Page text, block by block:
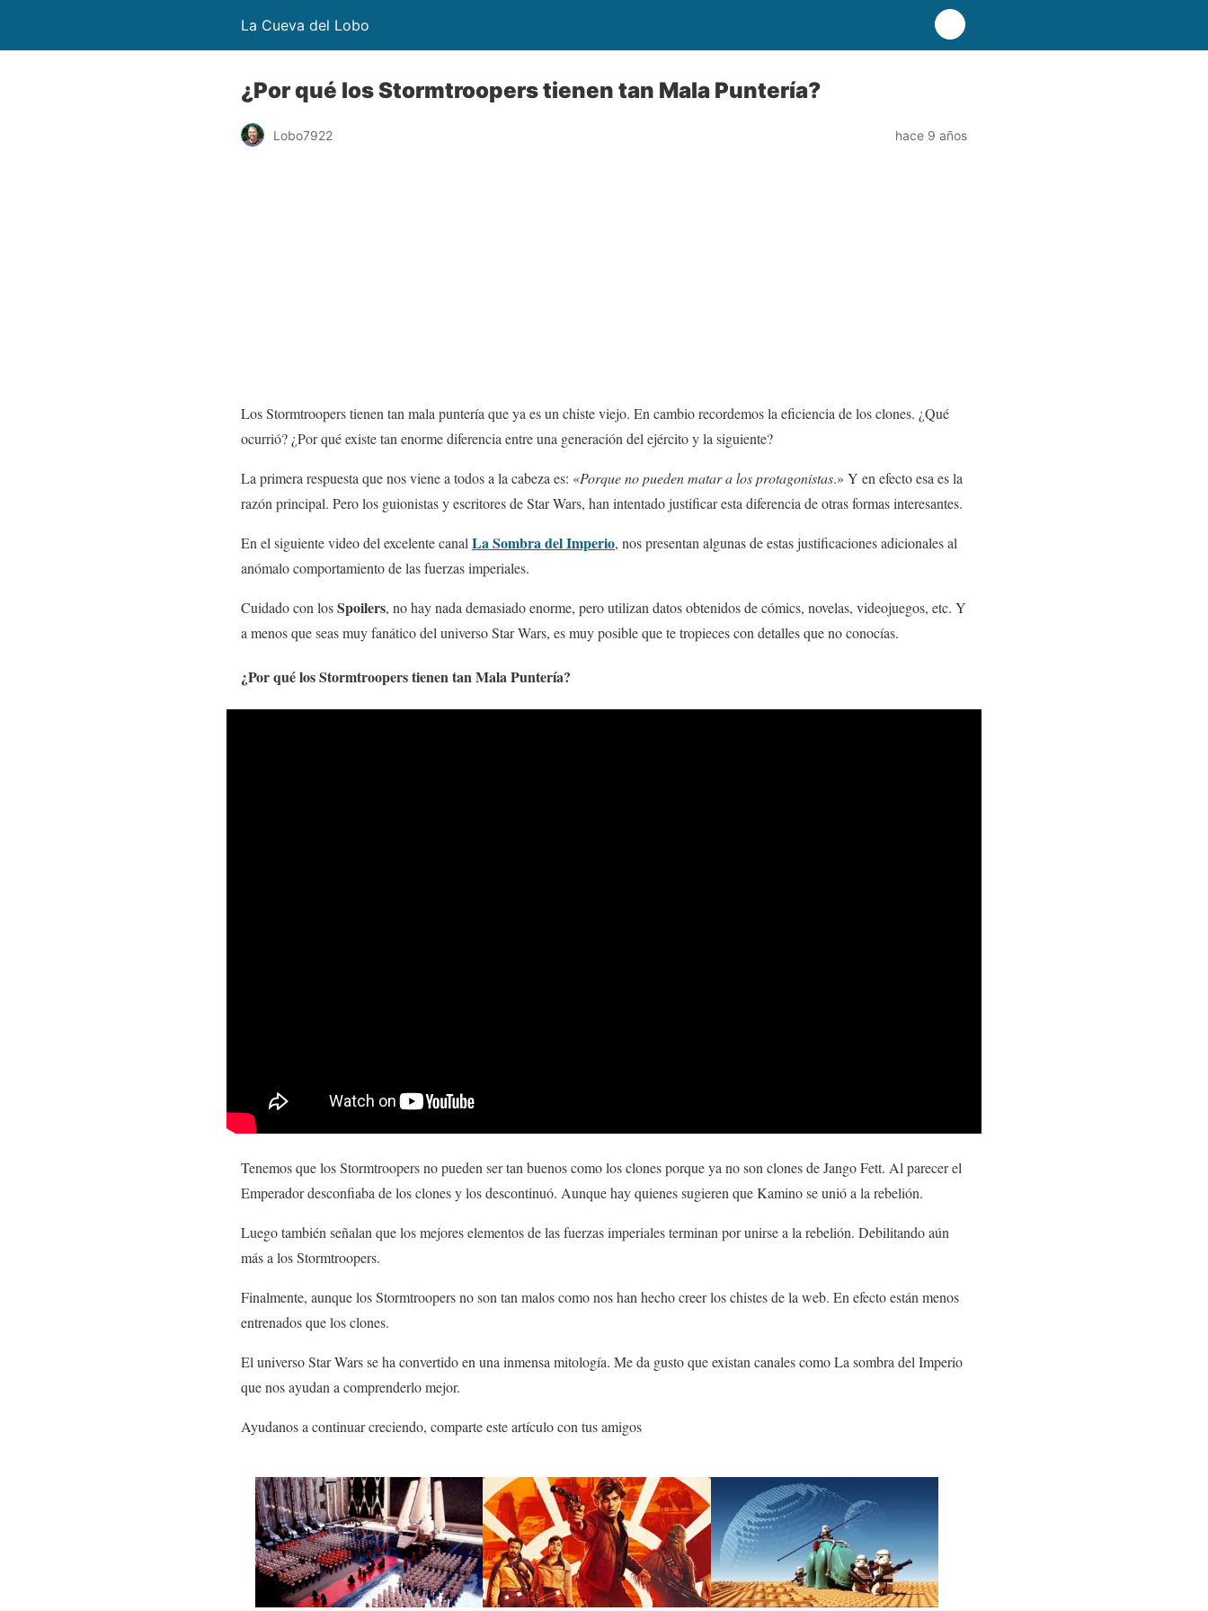
La Cueva del Lobo
¿Por qué los Stormtroopers tienen tan Mala Puntería?
Lobo7922 hace 9 años
Los Stormtroopers tienen tan mala puntería que ya es un chiste viejo. En cambio recordemos la eficiencia de los clones. ¿Qué
ocurrió? ¿Por qué existe tan enorme diferencia entre una generación del ejército y la siguiente?
La primera respuesta que nos viene a todos a la cabeza es: «Porque no pueden matar a los protagonistas.» Y en efecto esa es la
razón principal. Pero los guionistas y escritores de Star Wars, han intentado justificar esta diferencia de otras formas interesantes.
En el siguiente video del excelente canal La Sombra del Imperio, nos presentan algunas de estas justificaciones adicionales al
anómalo comportamiento de las fuerzas imperiales.
Cuidado con losSpoilers, no hay nada demasiado enorme, pero utilizan datos obtenidos de cómics, novelas, videojuegos, etc. Y
a menos que seas muy fanático del universo Star Wars, es muy posible que te tropieces con detalles que no conocías.
¿Por qué los Stormtroopers tienen tan Mala Puntería?
Tenemos que los Stormtroopers no pueden ser tan buenos como los clones porque ya no son clones de Jango Fett. Al parecer el
Emperador desconfiaba de los clones y los descontinuó. Aunque hay quienes sugieren que Kamino se unió a la rebelión.
Luego también señalan que los mejores elementos de las fuerzas imperiales terminan por unirse a la rebelión. Debilitando aún
más a los Stormtroopers.
Finalmente, aunque los Stormtroopers no son tan malos como nos han hecho creer los chistes de la web. En efecto están menos
entrenados que los clones.
El universo Star Wars se ha convertido en una inmensa mitología. Me da gusto que existan canales como La sombra del Imperio
que nos ayudan a comprenderlo mejor.
Ayudanos a continuar creciendo, comparte este artículo con tus amigos